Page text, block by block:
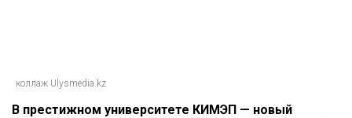
коллаж Ulysmedia.kz
В престижном университете КИМЭП — новый